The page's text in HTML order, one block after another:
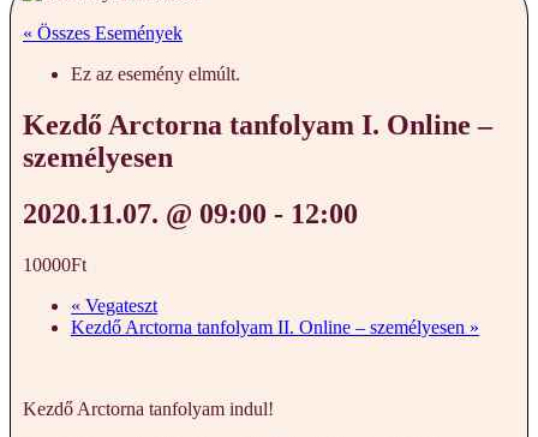
« Összes Események
Ez az esemény elmúlt.
Kezdő Arctorna tanfolyam I. Online –
személyesen
2020.11.07. @ 09:00 - 12:00
10000Ft
« Vegateszt
Kezdő Arctorna tanfolyam II. Online – személyesen »
Kezdő Arctorna tanfolyam indul!